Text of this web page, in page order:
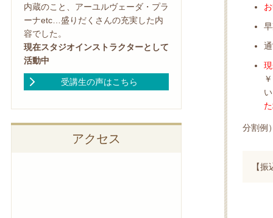
分割例
【
内蔵のこと、アーユルヴェーダ・プラ
ーナetc…盛りだくさんの充実した内
容でした。
現在スタジオインストラクターとして
活動中
受講生の声はこちら
アクセス